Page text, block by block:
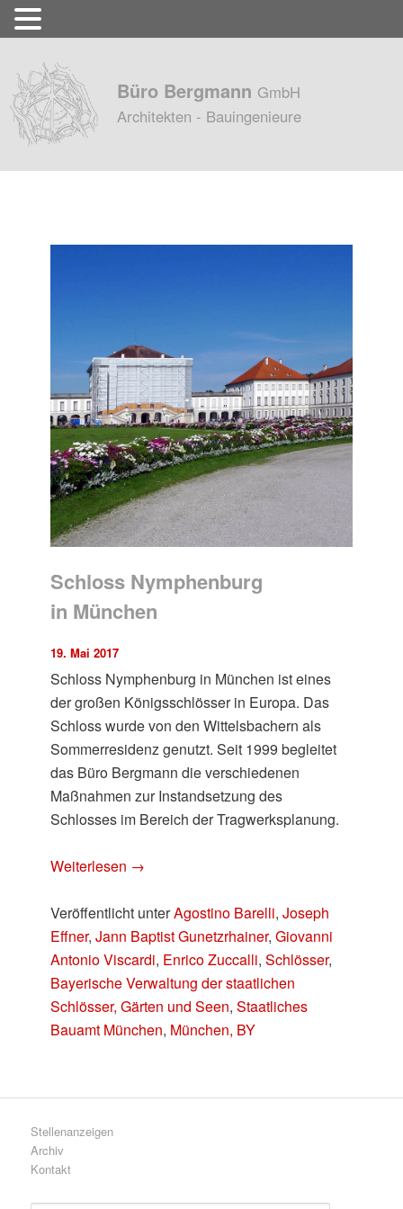
Büro Bergmann GmbH
Architekten - Bauingenieure
Schloss Nymphenburg
in München
19. Mai 2017
Schloss Nymphenburg in München ist eines
der großen Königsschlösser in Europa. Das
Schloss wurde von den Wittelsbachern als
Sommerresidenz genutzt. Seit 1999 begleitet
das Büro Bergmann die verschiedenen
Maßnahmen zur Instandsetzung des
Schlosses im Bereich der Tragwerksplanung.
Weiterlesen →
Veröffentlicht unterAgostino Barelli,Joseph
Effner,Jann Baptist Gunetzrhainer,Giovanni
Antonio Viscardi, Enrico Zuccalli,Schlösser,
Bayerische Verwaltung der staatlichen
Schlösser, Gärten und Seen,Staatliches
Bauamt München, München, BY
Stellenanzeigen
Archiv
Kontakt